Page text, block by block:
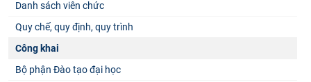
Danh sách viên chức
Quy chế, quy định, quy trình
Công khai
Bộ phận Đào tạo đại học